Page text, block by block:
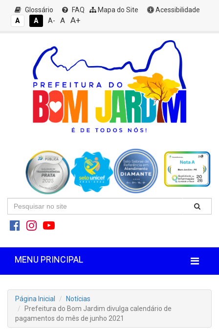
Glossário FAQ Mapa do Site
Acessibilidade
A
A A- A A+
MENU PRINCIPAL
Página Inicial
Notícias
Prefeitura do Bom Jardim divulga calendário de
pagamentos do mês de junho 2021